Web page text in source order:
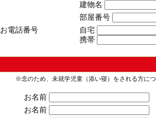
建物名
部屋番号
お電話番号
自宅
携帯
※念のため、未就学児童（添い寝）をされる方に
お名前
お名前